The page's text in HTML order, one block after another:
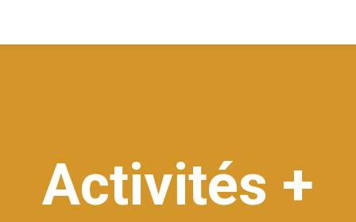
Activités +